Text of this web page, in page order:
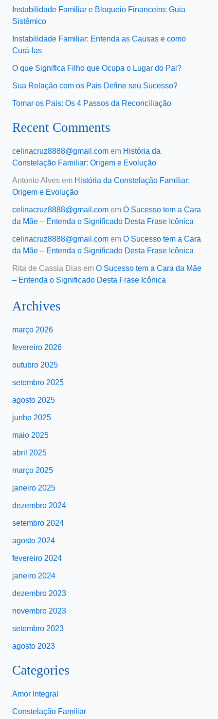
Instabilidade Familiar e Bloqueio Financeiro: Guia
Sistêmico
Instabilidade Familiar: Entenda as Causas e como
Curá-las
O que Significa Filho que Ocupa o Lugar do Pai?
Sua Relação com os Pais Define seu Sucesso?
Tomar os Pais: Os 4 Passos da Reconciliação
Recent Comments
celinacruz8888@gmail.comem História da
Constelação Familiar: Origem e Evolução
Antonio Alvesem História da Constelação Familiar:
Origem e Evolução
celinacruz8888@gmail.comem O Sucesso tem a Cara
da Mãe – Entenda o Significado Desta Frase Icônica
celinacruz8888@gmail.comem O Sucesso tem a Cara
da Mãe – Entenda o Significado Desta Frase Icônica
Rita de Cassia Diasem O Sucesso tem a Cara da Mãe
– Entenda o Significado Desta Frase Icônica
Archives
março 2026
fevereiro 2026
outubro 2025
setembro 2025
agosto 2025
junho 2025
maio 2025
abril 2025
março 2025
janeiro 2025
dezembro 2024
setembro 2024
agosto 2024
fevereiro 2024
janeiro 2024
dezembro 2023
novembro 2023
setembro 2023
agosto 2023
Categories
Amor Integral
Constelação Familiar